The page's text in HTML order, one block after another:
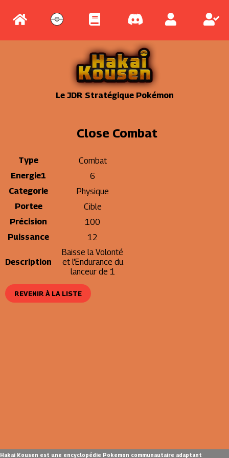
Le JDR Stratégique Pokémon
Close Combat
Type
Combat
Energie1
6
Categorie
Physique
Portee
Cible
Précision
100
Puissance
12
Description
Baisse la Volonté
et l'Endurance du
lanceur de 1
REVENIR À LA LISTE
Hakai Kousen est une encyclopédie Pokemon communautaire adaptant